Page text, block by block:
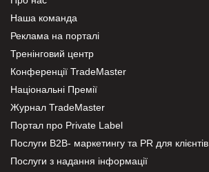
Наша команда
Реклама на порталі
Тренінговий центр
Конференції TradeMaster
Національні Премії
Журнал TradeMaster
Портал про Private Label
Послуги В2В- маркетингу та PR для клієнтів
Послуги з надання інформації